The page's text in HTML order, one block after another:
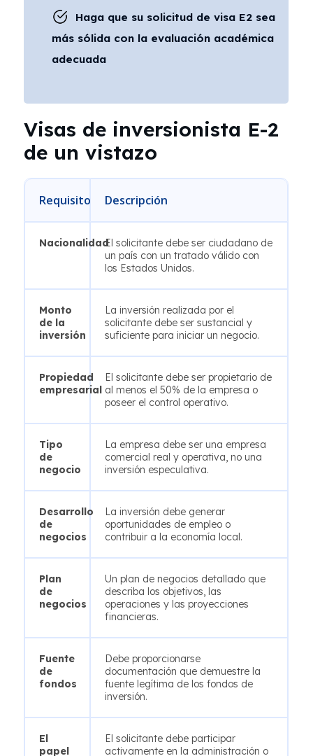
Haga que su solicitud de visa E2 sea
más sólida con la evaluación académica
adecuada
Visas de inversionista E-2
de un vistazo
Requisito Descripción
NacionalidadEl solicitante debe ser ciudadano de
un país con un tratado válido con
los Estados Unidos.
Monto
de la
inversión
La inversión realizada por el
solicitante debe ser sustancial y
suficiente para iniciar un negocio.
Propiedad
empresarial
El solicitante debe ser propietario de
al menos el 50% de la empresa o
poseer el control operativo.
Tipo
de
negocio
La empresa debe ser una empresa
comercial real y operativa, no una
inversión especulativa.
Desarrollo
de
negocios
La inversión debe generar
oportunidades de empleo o
contribuir a la economía local.
Plan
de
negocios
Un plan de negocios detallado que
describa los objetivos, las
operaciones y las proyecciones
financieras.
Fuente
de
fondos
Debe proporcionarse
documentación que demuestre la
fuente legítima de los fondos de
inversión.
El
papel
El solicitante debe participar
activamente en la administración o